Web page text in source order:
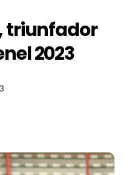
triunfador
2023